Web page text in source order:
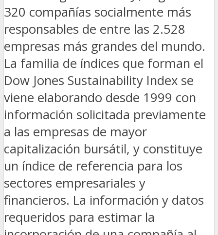
320 compañías socialmente más
responsables de entre las 2.528
empresas más grandes del mundo.
La familia de índices que forman el
Dow Jones Sustainability Index se
viene elaborando desde 1999 con
información solicitada previamente
a las empresas de mayor
capitalización bursátil, y constituye
un índice de referencia para los
sectores empresariales y
financieros. La información y datos
requeridos para estimar la